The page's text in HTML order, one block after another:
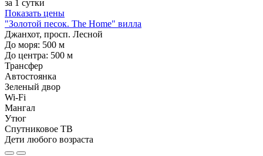
за 1 сутки
Показать цены
"Золотой песок. The Home" вилла
Джанхот, просп. Лесной
До моря: 500 м
До центра: 500 м
Трансфер
Автостоянка
Зеленый двор
Wi-Fi
Мангал
Утюг
Спутниковое ТВ
Дети любого возраста